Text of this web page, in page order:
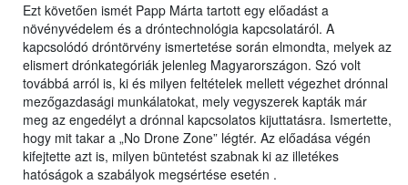
Ezt követően ismét Papp Márta tartott egy előadást a
növényvédelem és a dróntechnológia kapcsolatáról. A
kapcsolódó dróntörvény ismertetése során elmondta, melyek az
elismert drónkategóriák jelenleg Magyarországon. Szó volt
továbbá arról is, ki és milyen feltételek mellett végezhet drónnal
mezőgazdasági munkálatokat, mely vegyszerek kapták már
meg az engedélyt a drónnal kapcsolatos kijuttatásra. Ismertette,
hogy mit takar a „No Drone Zone” légtér. Az előadása végén
kifejtette azt is, milyen büntetést szabnak ki az illetékes
hatóságok a szabályok megsértése esetén .